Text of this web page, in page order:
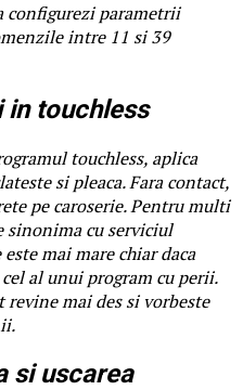
configurezi parametrii
intre 11 si 39
in touchless
touchless, aplica
si pleaca. Fara contact,
pe caroserie. Pentru multi
sinonima cu serviciul
mai mare chiar daca
al unui program cu perii.
revine mai des si vorbeste
si uscarea